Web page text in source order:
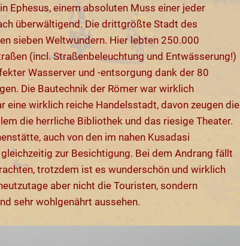
Ephesus, einem absoluten Muss einer jeder
überwältigend. Die drittgrößte Stadt des
sieben Weltwundern. Hier lebten 250.000
(incl. Straßenbeleuchtung und Entwässerung!)
Wasserver und -entsorgung dank der 80
Die Bautechnik der Römer war wirklich
wirklich reiche Handelsstadt, davon zeugen die
die herrliche Bibliothek und das riesige Theater.
auch von den im nahen Kusadasi
zur Besichtigung. Bei dem Andrang fällt
trotzdem ist es wunderschön und wirklich
aber nicht die Touristen, sondern
sehr wohlgenährt aussehen.